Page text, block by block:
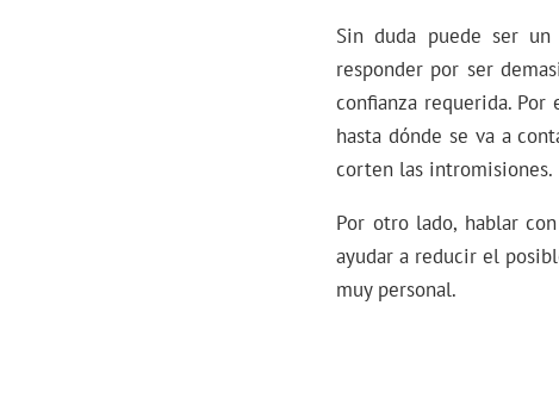
Sin duda puede ser
responder por ser
confianza requerida.
hasta dónde se va a
corten las intromisiones.
Por otro lado, hablar
ayudar a reducir el
muy personal.